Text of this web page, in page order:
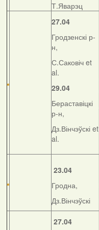
Т.Яварэц
27.04
Гродзенскі р-
н,
С.Саковіч et
al.
29.04
Бераставіцкі
р-н,
Дз.Вінчэўскі et
al.
23.04
Гродна,
Дз.Вінчэўскі
27.04